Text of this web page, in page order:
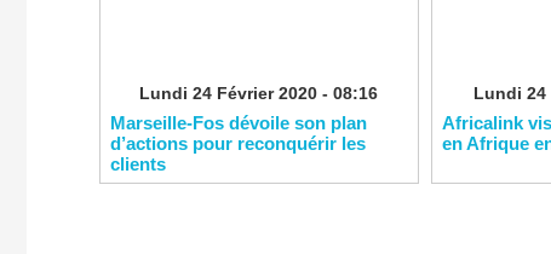
Lundi 24 Février 2020 - 08:16
Marseille-Fos dévoile son plan
d’actions pour reconquérir les
clients
Lundi 24
Africalink
en Afrique